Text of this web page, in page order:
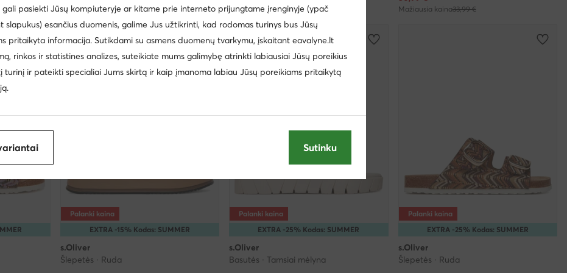
Mažiausia kaina43,99 € Mažiausia kaina40,99 € Mažiausia kaina33,99 €
EXTRA -15% Kodas: SUMMER
Palanki kaina
s.Oliver
Šlepetės · Ruda
EXTRA -25% Kodas: SUMMER
Palanki kaina
s.Oliver
Basutės · Tamsiai mėlyna
EXTRA -25% Kodas: SUMMER
Palanki kaina
s.Oliver
Šlepetės · Ruda
gali pasiekti Jūsų kompiuteryje ar kitame prie interneto prijungtame įrenginyje (ypač
slapukus) esančius duomenis, galime Jus užtikrinti, kad rodomas turinys bus Jūsų
pritaikyta informacija. Sutikdami su asmens duomenų tvarkymu, įskaitant eavalyne.lt
rinkos ir statistines analizes, suteikiate mums galimybę atrinkti labiausiai Jūsų poreikius
turinį ir pateikti specialiai Jums skirtą ir kaip įmanoma labiau Jūsų poreikiams pritaikytą
Sutinku